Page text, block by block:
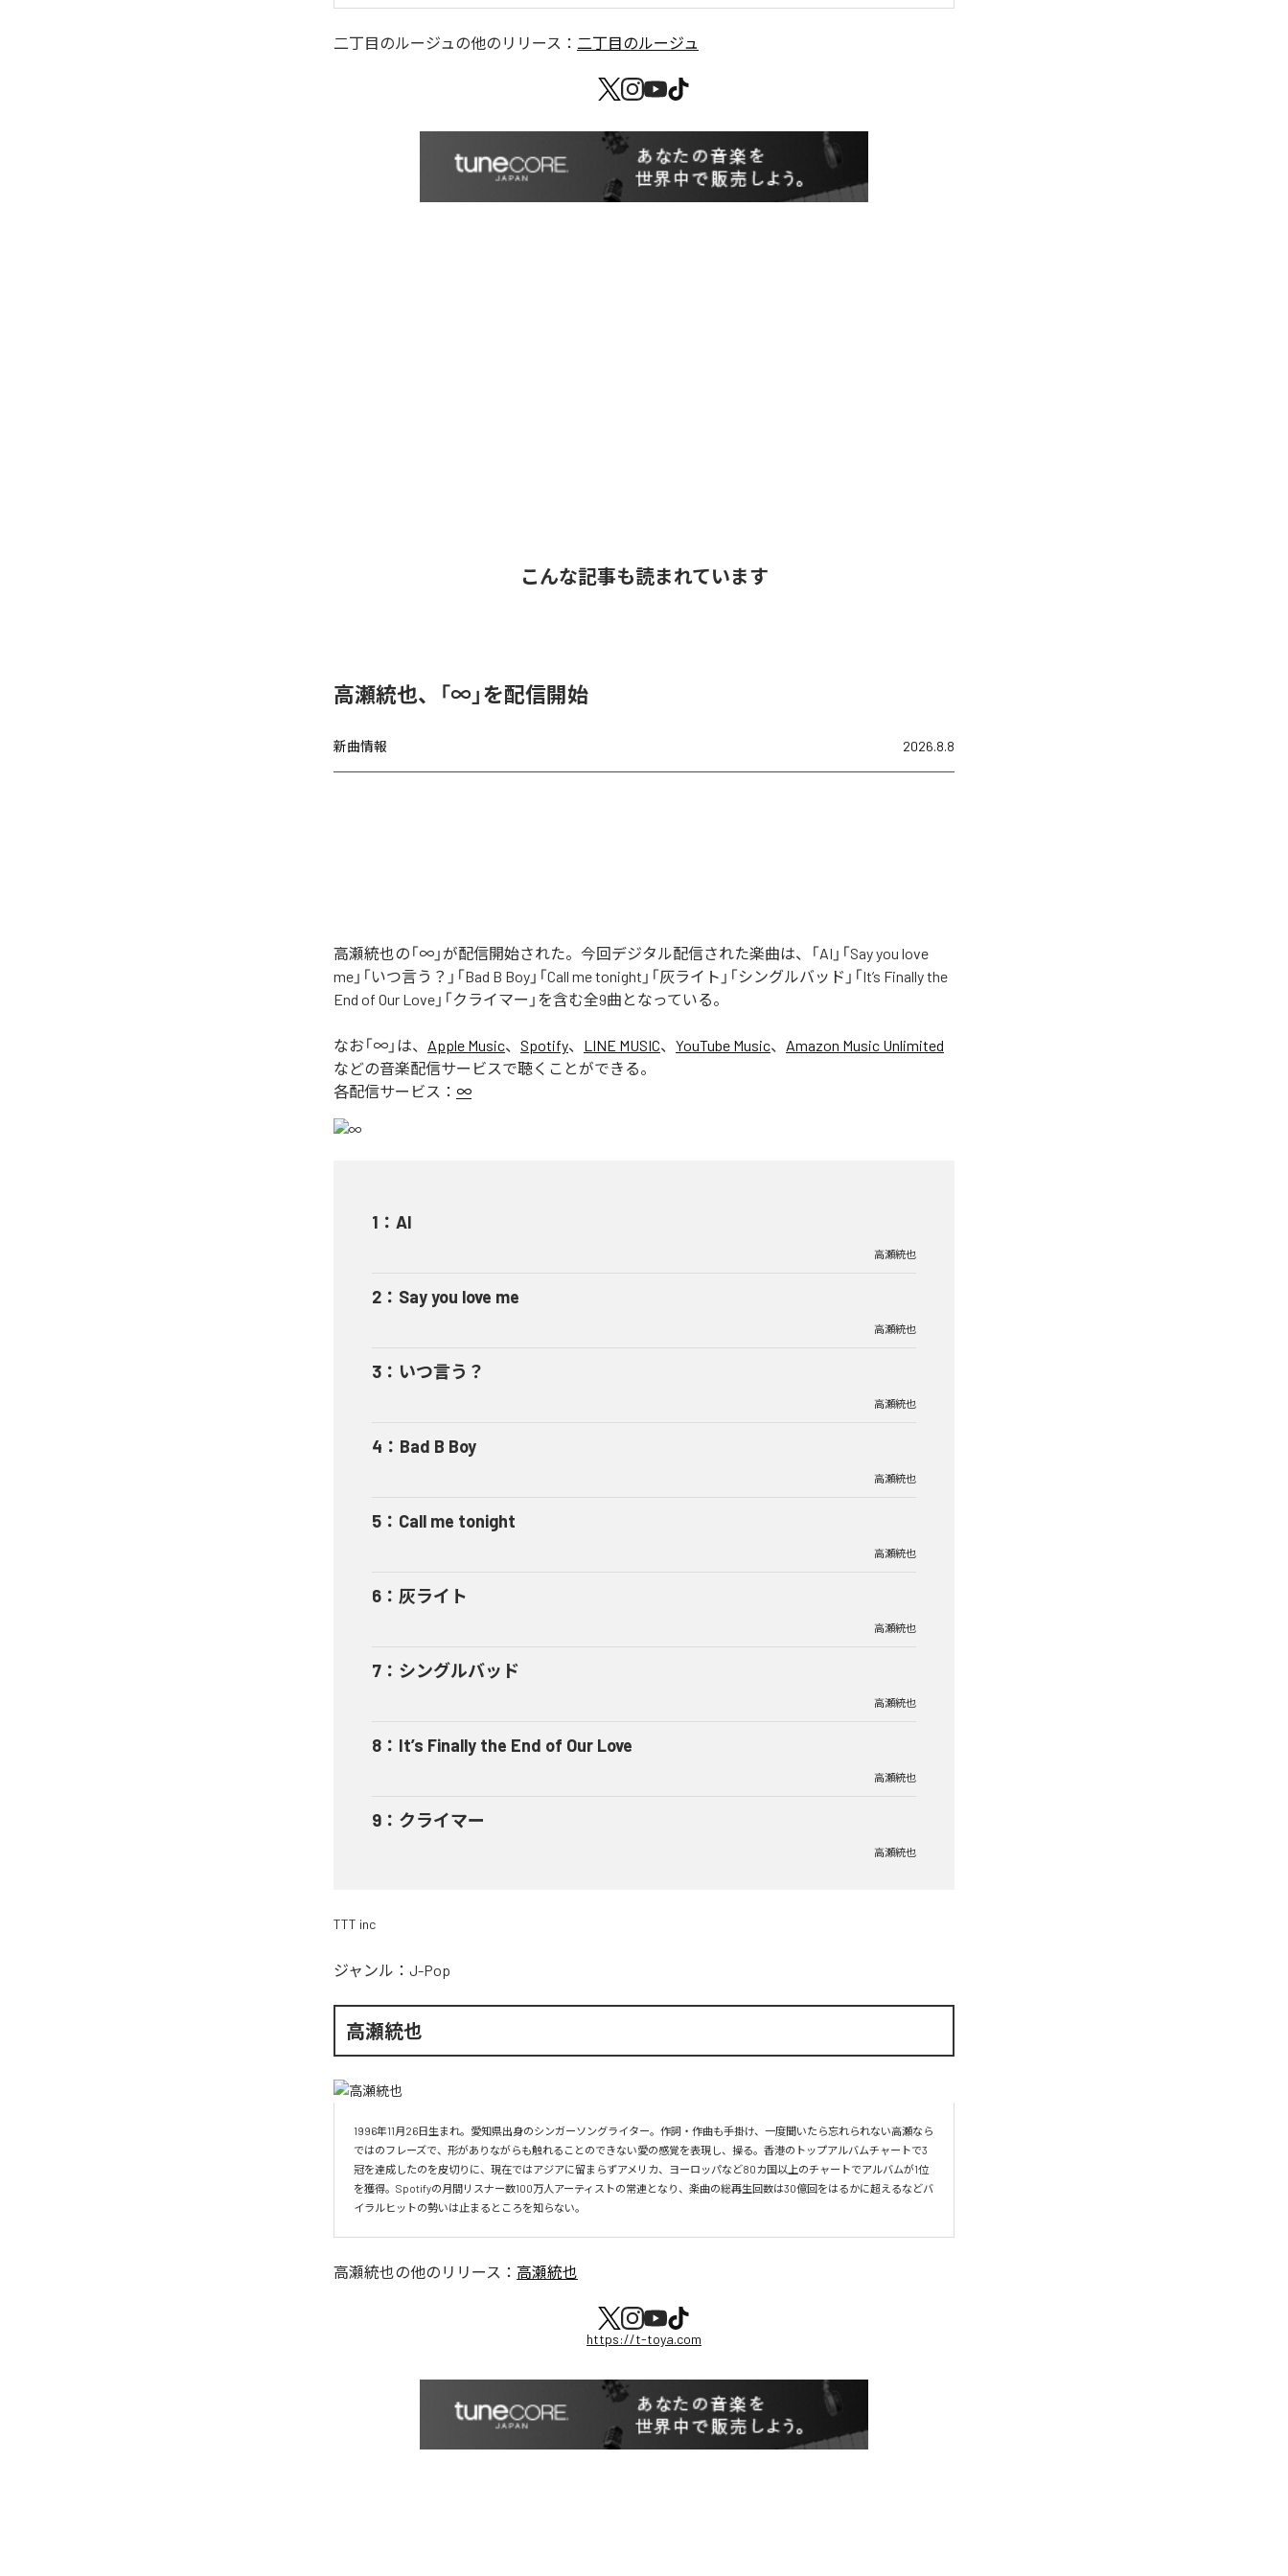
二丁目のルージュの他のリリース： 二丁目のルージュ
こんな記事も読まれています
高瀬統也、「∞」を配信開始
新曲情報 2026.8.8
高瀬統也の「∞」が配信開始された。今回デジタル配信された楽曲は、「AI」「Say you love
me」「いつ言う？」「Bad B Boy」「Call me tonight」「灰ライト」「シングルバッド」「It’s Finally the
End of Our Love」「クライマー」を含む全9曲となっている。
なお「∞ 」は、 Apple Music、 Spotify、 LINE MUSIC、 YouTube Music、 Amazon Music Unlimited
などの音楽配信サービスで聴くことができる。
各配信サービス： ∞
1 ： AI
高瀬統也
2 ： Say you love me
高瀬統也
3 ： いつ言う？
高瀬統也
4 ： Bad B Boy
高瀬統也
5 ： Call me tonight
高瀬統也
6 ： 灰ライト
高瀬統也
7 ： シングルバッド
高瀬統也
8 ： It’s Finally the End of Our Love
高瀬統也
9 ： クライマー
高瀬統也
TTT inc
ジャンル： J-Pop
高瀬統也
1996年11月26日生まれ。愛知県出身のシンガーソングライター。作詞・作曲も手掛け、一度聞いたら忘れられない高瀬なら
ではのフレーズで、形がありながらも触れることのできない愛の感覚を表現し、操る。香港のトップアルバムチャートで3
冠を達成したのを皮切りに、現在ではアジアに留まらずアメリカ、ヨーロッパなど80カ国以上のチャートでアルバムが1位
を獲得。Spotifyの月間リスナー数100万人アーティストの常連となり、楽曲の総再生回数は30億回をはるかに超えるなどバ
イラルヒットの勢いは止まるところを知らない。
高瀬統也の他のリリース： 高瀬統也
https://t-toya.com